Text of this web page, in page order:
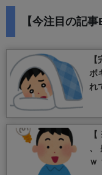
【今注目の記
ボ
れ
、
ｗ